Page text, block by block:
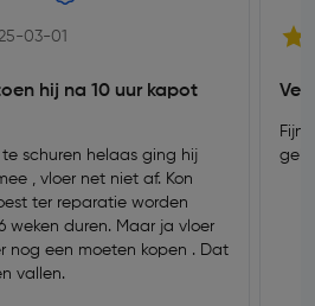
03-01
hij na 10 uur kapot
schuren helaas ging hij
, vloer net niet af. Kon
ter reparatie worden
weken duren. Maar ja vloer
nog een moeten kopen . Dat
vallen.